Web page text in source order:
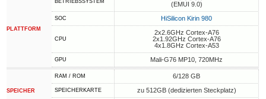
PLATTFORM
BETRIEBSSYSTEM
(EMUI 9.0)
SOC HiSilicon Kirin 980
CPU
2x2.6GHz Cortex-A76
2x1.92GHz Cortex-A76
4x1.8GHz Cortex-A53
GPU Mali-G76 MP10, 720MHz
SPEICHER
RAM / ROM 6/128 GB
SPEICHERKARTE zu 512GB (dedizierten Steckplatz)